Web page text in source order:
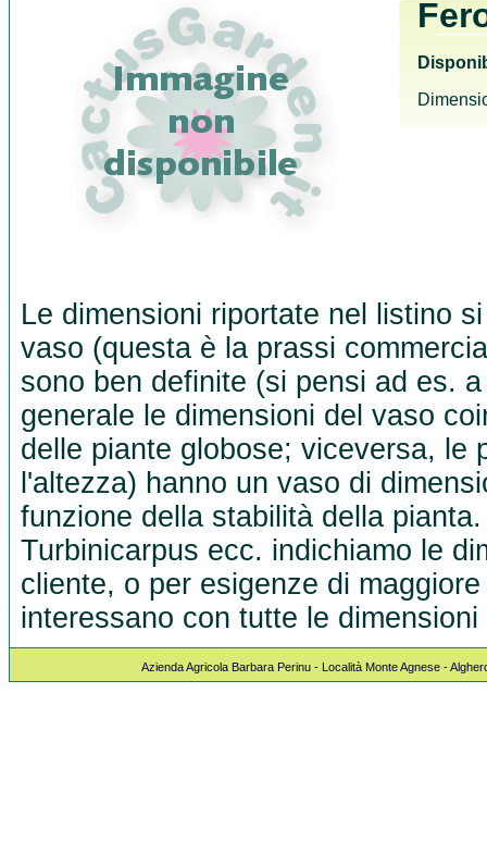
Le dimensioni riportate nel listino
vaso (questa è la prassi
sono ben definite (si pensi ad es.
generale le dimensioni del vaso
delle piante globose; viceversa, le
l'altezza) hanno un vaso di
funzione della stabilità della
Turbinicarpus ecc. indichiamo le
cliente, o per esigenze di
interessano con tutte le
Azienda Agricola Barbara Perinu - Località Monte Agnese -